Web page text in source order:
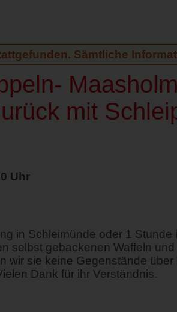
Sämtliche
mit
Uhr
in Schleimünde oder 1 Stunde
selbst gebackenen Waffeln
wir sie keine Gegenstände über
Dank für ihr Verständnis.